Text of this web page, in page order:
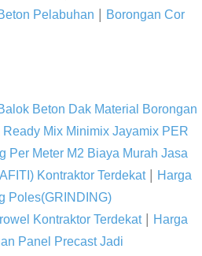
Pelabuhan
Borongan Cor
Beton Dak Material Borongan
Mix Minimix Jayamix PER
Per Meter M2 Biaya Murah Jasa
Kontraktor Terdekat|
Harga
Poles(GRINDING)
Kontraktor Terdekat|
Harga
Panel Precast Jadi